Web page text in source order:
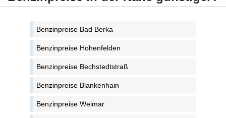
Benzinpreise Bad Berka
Benzinpreise Hohenfelden
Benzinpreise Bechstedtstraß
Benzinpreise Blankenhain
Benzinpreise Weimar